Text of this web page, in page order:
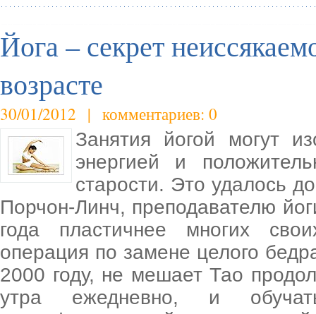
Йога – секрет
возрасте
30/01/2012 | комментариев: 0
Занятия йогой могут
энергией и
старости. Это удалось
Порчон-Линч, преподавателю
года пластичнее многих
операция по замене целого
2000 году, не мешает Тао
утра ежедневно, и